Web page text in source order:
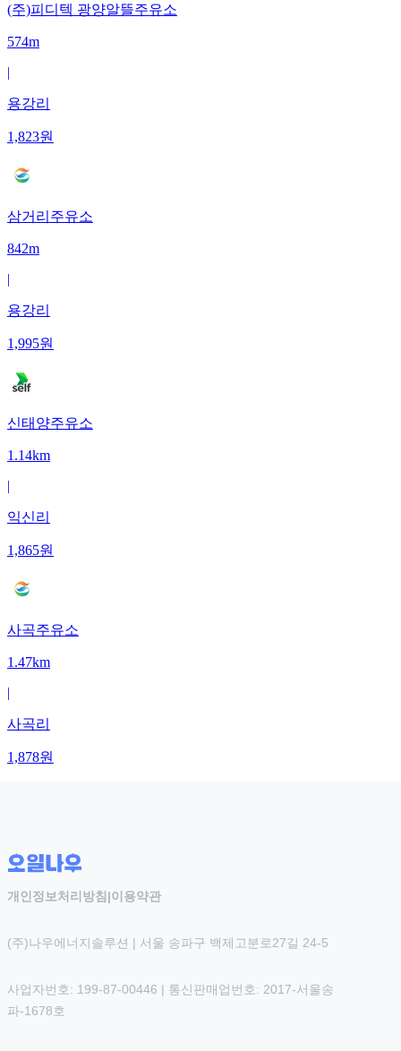
(주)피디텍 광양알뜰주유소
574m
|
용강리
1,823원
삼거리주유소
842m
|
용강리
1,995원
신태양주유소
1.14km
|
익신리
1,865원
사곡주유소
1.47km
|
사곡리
1,878원
개인정보처리방침|이용약관
(주)나우에너지솔루션 | 서울 송파구 백제고분로27길 24-5
사업자번호: 199-87-00446 | 통신판매업번호: 2017-서울송
파-1678호